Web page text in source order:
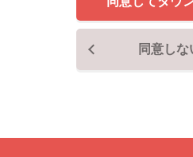
商品ご使用時の安全上のご注意については
基本的に公開しておりません。
取扱説明書
取扱説明書の著作権は当社に帰属します。
同意しな